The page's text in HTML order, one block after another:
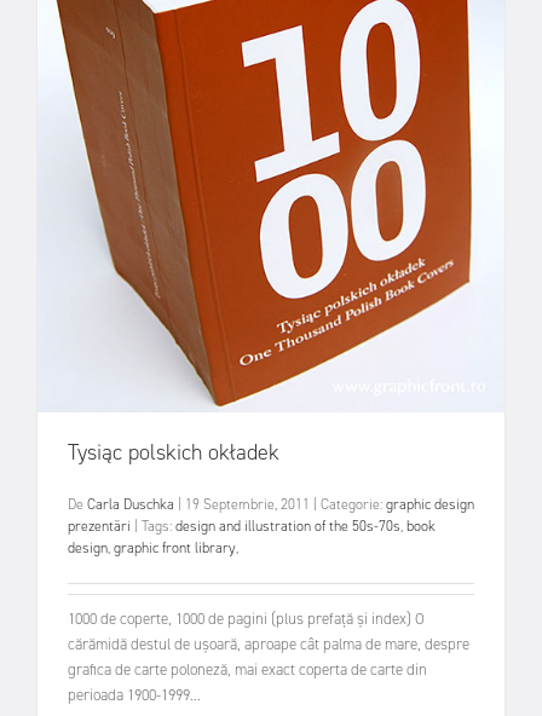
Tysiąc polskich okładek
De Carla Duschka 19 Septembrie, 2011 Categorie:graphic design
prezentări
Tags:design and illustration of the 50s-70s,book
design,graphic front library,
1000 de coperte, 1000 de pagini (plus prefață și index) O
cărămidă destul de ușoară, aproape cât palma de mare, despre
grafica de carte poloneză, mai exact coperta de carte din
perioada 1900-1999...